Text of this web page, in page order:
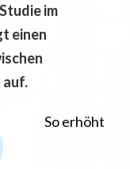
im
einen
auf.
So erhöht